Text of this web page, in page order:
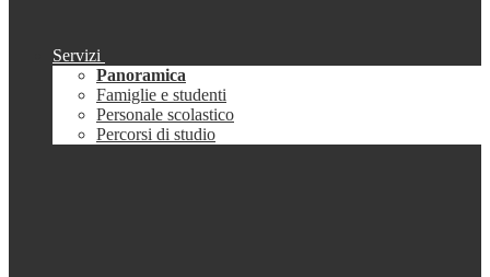
Servizi
Panoramica
Famiglie e studenti
Personale scolastico
Percorsi di studio